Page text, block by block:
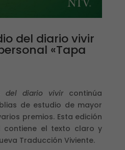
del diario vivir
«Tapa
del diario vivircontinúa
de estudio de mayor
premios. Esta edición
contiene el texto claro y
Traducción Viviente.